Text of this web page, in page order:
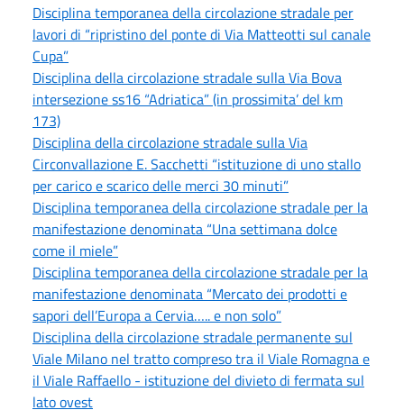
Disciplina temporanea della circolazione stradale per
lavori di “ripristino del ponte di Via Matteotti sul canale
Cupa”
Disciplina della circolazione stradale sulla Via Bova
intersezione ss16 “Adriatica” (in prossimita’ del km
173)
Disciplina della circolazione stradale sulla Via
Circonvallazione E. Sacchetti “istituzione di uno stallo
per carico e scarico delle merci 30 minuti”
Disciplina temporanea della circolazione stradale per la
manifestazione denominata “Una settimana dolce
come il miele”
Disciplina temporanea della circolazione stradale per la
manifestazione denominata “Mercato dei prodotti e
sapori dell’Europa a Cervia….. e non solo”
Disciplina della circolazione stradale permanente sul
Viale Milano nel tratto compreso tra il Viale Romagna e
il Viale Raffaello - istituzione del divieto di fermata sul
lato ovest